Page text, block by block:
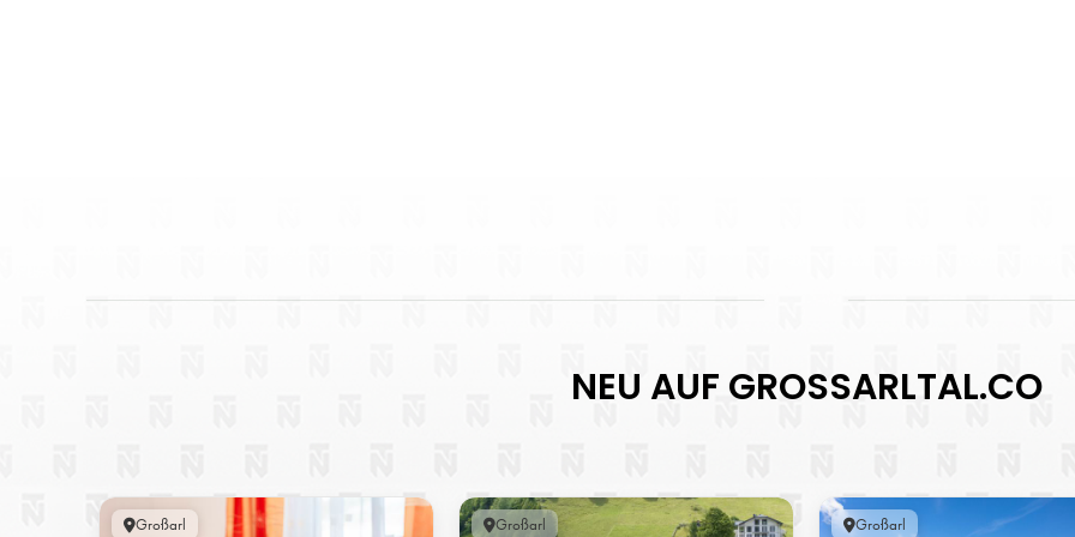
NEU AUF GROSSARLTAL.CO
Großarl Großarl Großarl